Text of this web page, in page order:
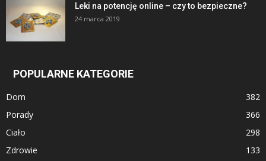
Leki na potencję online – czy to bezpieczne?
24 marca 2019
POPULARNE KATEGORIE
Dom
382
Porady
366
Ciało
298
Zdrowie
133